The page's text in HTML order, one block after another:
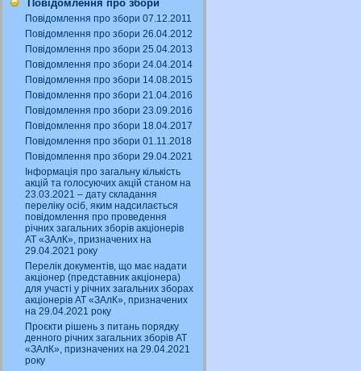
Повідомлення про збори
Повідомлення про збори 07.12.2011
Повідомлення про збори 26.04.2012
Повідомлення про збори 25.04.2013
Повідомлення про збори 24.04.2014
Повідомлення про збори 14.08.2015
Повідомлення про збори 21.04.2016
Повідомлення про збори 23.09.2016
Повідомлення про збори 18.04.2017
Повідомлення про збори 01.11.2018
Повідомлення про збори 29.04.2021
Інформація про загальну кількість
акцій та голосуючих акцій станом на
23.03.2021 – дату складання
переліку осіб, яким надсилається
повідомлення про проведення
річних загальних зборів акціонерів
АТ «ЗАлК», призначених на
29.04.2021 року
Перелік документів, що має надати
акціонер (представник акціонера)
для участі у річних загальних зборах
акціонерів АТ «ЗАлК», призначених
на 29.04.2021 року
Проєкти рішень з питань порядку
денного річних загальних зборів АТ
«ЗАлК», призначених на 29.04.2021
року